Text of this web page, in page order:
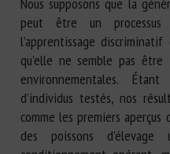
peut être un
l’apprentissage
qu’elle ne semble pas
environnementales.
d’individus testés, nos
comme les premiers
des poissons